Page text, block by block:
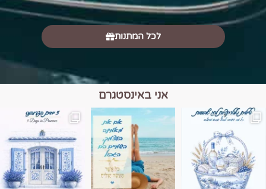
לכל המתנות
אני באינסטגרם
הם הגבול 💙🩵